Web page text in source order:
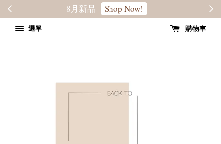
轉季優惠8折 SALE
選單 購物車